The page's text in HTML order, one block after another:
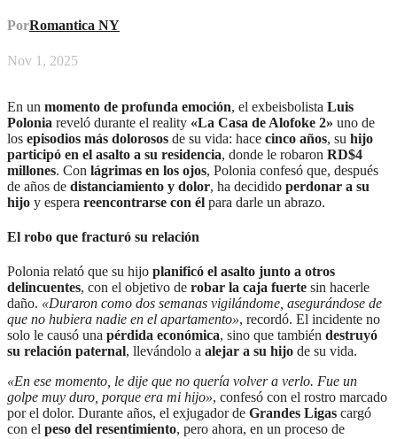
PorRomantica NY
Nov 1, 2025
En un momento de profunda emoción, el exbeisbolista Luis
Polonia reveló durante el reality «La Casa de Alofoke 2» uno de
los episodios más dolorosos de su vida: hace cinco años, su hijo
participó en el asalto a su residencia, donde le robaron RD$4
millones. Con lágrimas en los ojos, Polonia confesó que, después
de años de distanciamiento y dolor, ha decidido perdonar a su
hijo y espera reencontrarse con él para darle un abrazo.
El robo que fracturó su relación
Polonia relató que su hijo planificó el asalto junto a otros
delincuentes, con el objetivo de robar la caja fuerte sin hacerle
daño. «Duraron como dos semanas vigilándome, asegurándose de
que no hubiera nadie en el apartamento», recordó. El incidente no
solo le causó una pérdida económica, sino que también destruyó
su relación paternal, llevándolo a alejar a su hijo de su vida.
«En ese momento, le dije que no quería volver a verlo. Fue un
golpe muy duro, porque era mi hijo», confesó con el rostro marcado
por el dolor. Durante años, el exjugador de Grandes Ligas cargó
con el peso del resentimiento, pero ahora, en un proceso de